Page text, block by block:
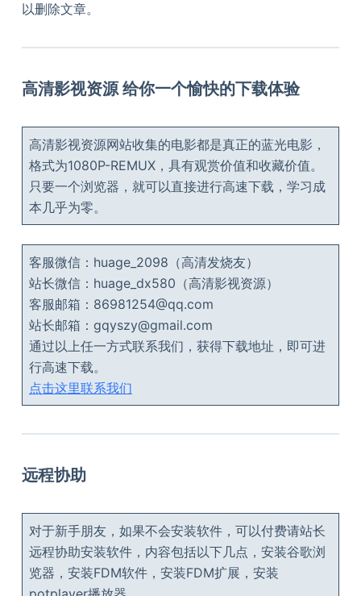
以删除文章。
高清影视资源 给你一个愉快的下载体验
高清影视资源网站收集的电影都是真正的蓝光电影，
格式为1080P-REMUX，具有观赏价值和收藏价值。
只要一个浏览器，就可以直接进行高速下载，学习成
本几乎为零。
客服微信：huage_2098（高清发烧友）
站长微信：huage_dx580（高清影视资源）
客服邮箱：86981254@qq.com
站长邮箱：gqyszy@gmail.com
通过以上任一方式联系我们，获得下载地址，即可进
行高速下载。
点击这里联系我们
远程协助
对于新手朋友，如果不会安装软件，可以付费请站长
远程协助安装软件，内容包括以下几点，安装谷歌浏
览器，安装FDM软件，安装FDM扩展，安装